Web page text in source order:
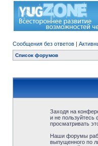
Сообщения без ответов |
Список форумов
Заходя на
и не
просматривать
Наши форумы
выпущенного по